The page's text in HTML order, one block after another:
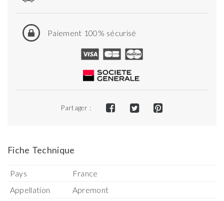
Paiement 100% sécurisé
Partager :
Fiche Technique
Pays
France
Appellation
Apremont